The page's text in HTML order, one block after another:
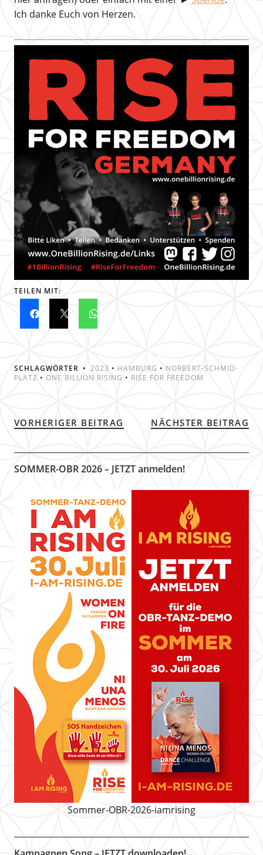
Ich danke Euch von Herzen.
TEILEN MIT:
SCHLAGWÖRTER 2023 • HAMBURG • NORBERT-SCHMID-
PLATZ • ONE BILLION RISING • RISE FOR FREEDOM
VORHERIGER BEITRAG NÄCHSTER BEITRAG
SOMMER-OBR 2026 – JETZT anmelden!
Sommer-OBR-2026-iamrising